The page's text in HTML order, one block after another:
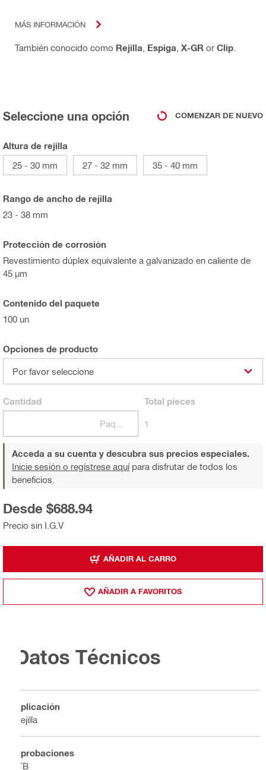
MÁS INFORMACIÓN
También conocido como Rejilla Espiga X-GR or Clip
Seleccione una opción COMENZAR DE NUEVO
Altura de rejilla
25 - 30 mm
27 - 32 mm 35 - 40 mm
Rango de ancho de rejilla
23 - 38 mm
Protección de corrosión
Revestimiento dúplex equivalente a galvanizado en caliente de
45 µm
Contenido del paquete
100 un
Opciones de producto
Por favor seleccione
Cantidad Total pieces
1
Acceda a su cuenta y descubra sus precios especiales.
Inicie sesión o regístrese aquípara disfrutar de todos los
beneficios.
Precio sin I.G.V
Desde $688.94
AÑADIR AL CARRO
AÑADIR A FAVORITOS
Datos Técnicos
Aplicación
Rejilla
Aprobaciones
ITB